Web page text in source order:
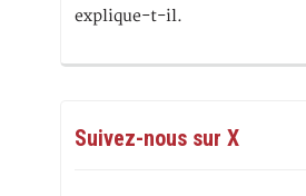
explique-t-il.
Suivez-nous sur X